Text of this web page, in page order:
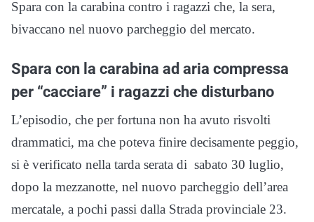
Spara con la carabina contro i ragazzi che, la sera,
bivaccano nel nuovo parcheggio del mercato.
Spara con la carabina ad aria compressa
per “cacciare” i ragazzi che disturbano
L’episodio, che per fortuna non ha avuto risvolti
drammatici, ma che poteva finire decisamente peggio,
si è verificato nella tarda serata di sabato 30 luglio,
dopo la mezzanotte, nel nuovo parcheggio dell’area
mercatale, a pochi passi dalla Strada provinciale 23.